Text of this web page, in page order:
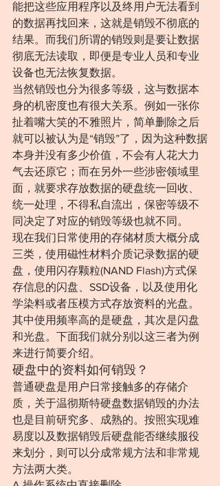
能把这些应用程序以及终用户无法看到
的数据再找回来，这就是销毁不彻底的
结果。而我们所谓的销毁则是要让数据
彻底无法读取，即便是专业人员和专业
设备也无法恢复数据。
当然销毁也分为很多等级，这与数据本
身的机密度也有很大关系。例如一张你
扯着嘴大笑的不雅照片，简单删除之后
就可以被认为是“销毁”了，因为这种数据
本身并没有多少价值，不会有人花大力
气去还原它；而在另外一些涉密领域里
面，就要求存放数据的硬盘统一回收、
统一处理，不得私自流出，保密等级不
同决定了对应的销毁等级也就不同。
现在我们日常使用的存储材质大概分成
三类，使用磁性材料介质记录数据的硬
盘，使用闪存颗粒(NAND Flash)方式保
存信息的闪盘、SSD设备，以及使用化
学染料或者压模方式存放资料的光盘。
其中使用频率高的是硬盘，其次是闪盘
和光盘。下面我们就分别以这三者为例
来进行简要介绍。
硬盘中的资料如何销毁？
普通硬盘是用户日常接触多的存储介
质，关于温彻斯特硬盘数据销毁的办法
也是目前研究多、成熟的。按照实现难
易度以及数据销毁后硬盘能否继续服役
来划分，则可以分成常规方法和非常规
方法两大类。